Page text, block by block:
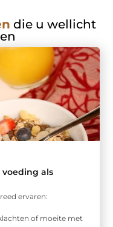
die u wellicht
als
ervaren:
of moeite met